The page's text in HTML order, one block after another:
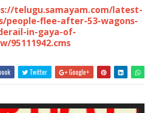
telugu.samayam.com/latest-
people-flee-after-53-wagons-
in-gaya-of-
95111942.cms
Twitter Google+